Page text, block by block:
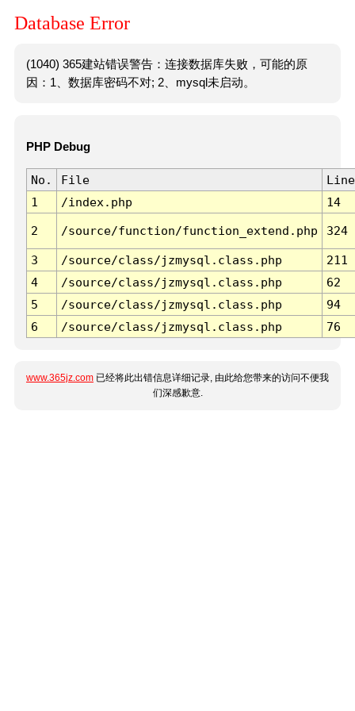
Database Error
(1040) 365建站错误警告：连接数据库失败，可能的原
因：1、数据库密码不对; 2、mysql未启动。
PHP Debug
No. File
Line
1
/index.php 14
2 /source/function/function_extend.php 324
3 /source/class/jzmysql.class.php
211
4
/source/class/jzmysql.class.php
62
5
/source/class/jzmysql.class.php
94
6
/source/class/jzmysql.class.php 76
www.365jz.com 已经将此出错信息详细记录, 由此给您带来的访问不便我
们深感歉意.